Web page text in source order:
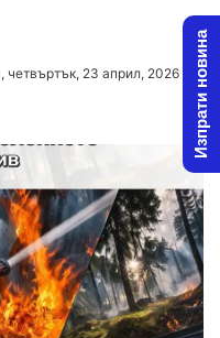
четвъртък, 23 април, 2026 Изпрати новина